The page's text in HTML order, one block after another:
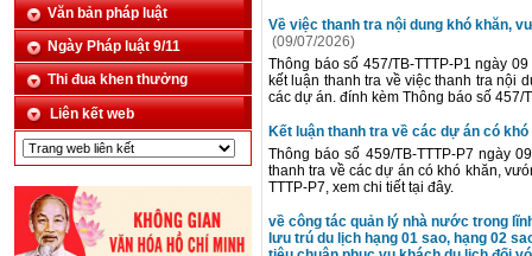
Văn bản pháp luật
Ngày Pháp luật 9/11
Thi đua khen thưởng
Liên kết web
Về việc thanh tra nội dung khó khăn,
(09/07/2026)
Thông báo số 457/TB-TTTP-P1 ngày
kết luận thanh tra về việc thanh tra nội
các dự án. đính kèm Thông báo số 457/
Kết luận thanh tra về các dự án có
Thông báo số 459/TB-TTTP-P7 ngày
thanh tra về các dự án có khó khăn,
TTTP-P7, xem chi tiết tại đây.
về công tác quản lý nhà nước trong
lưu trú du lịch hạng 01 sao, hạng 02